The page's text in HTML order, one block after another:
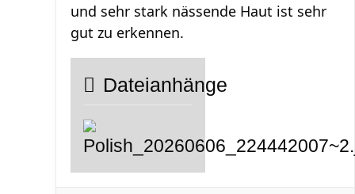
und sehr stark nässende Haut ist sehr
gut zu erkennen.
Dateianhänge